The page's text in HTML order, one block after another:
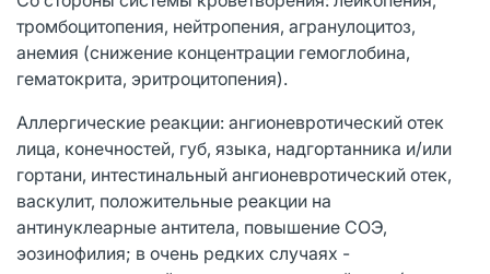
тромбоцитопения, нейтропения, агранулоцитоз,
анемия (снижение концентрации гемоглобина,
гематокрита, эритроцитопения).
Аллергические реакции: ангионевротический отек
лица, конечностей, губ, языка, надгортанника и/или
гортани, интестинальный ангионевротический отек,
васкулит, положительные реакции на
антинуклеарные антитела, повышение СОЭ,
эозинофилия; в очень редких случаях -